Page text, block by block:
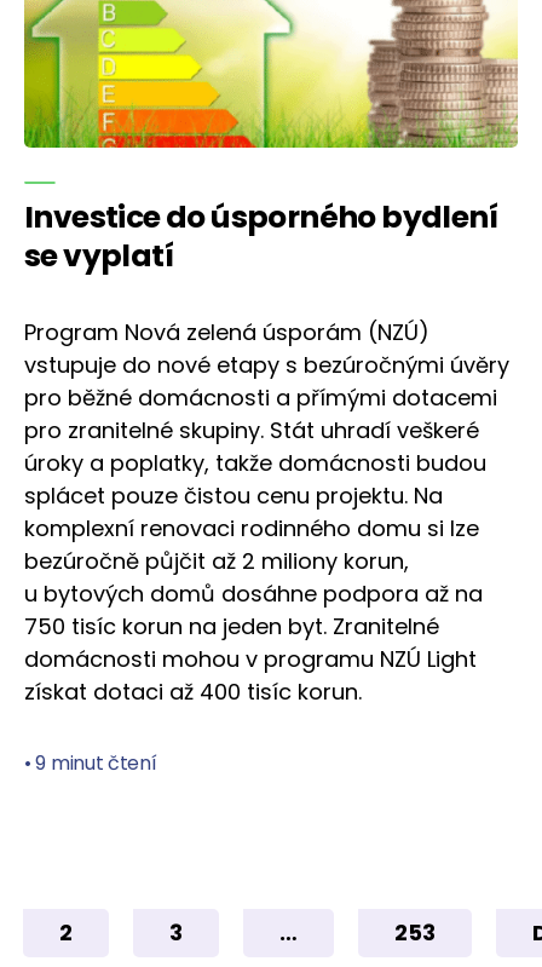
Investice do úsporného bydlení
se vyplatí
Program Nová zelená úsporám (NZÚ)
vstupuje do nové etapy s bezúročnými úvěry
pro běžné domácnosti a přímými dotacemi
pro zranitelné skupiny. Stát uhradí veškeré
úroky a poplatky, takže domácnosti budou
splácet pouze čistou cenu projektu. Na
komplexní renovaci rodinného domu si lze
bezúročně půjčit až 2 miliony korun,
u bytových domů dosáhne podpora až na
750 tisíc korun na jeden byt. Zranitelné
domácnosti mohou v programu NZÚ Light
získat dotaci až 400 tisíc korun.
•9 minut čtení
2 3 … 253